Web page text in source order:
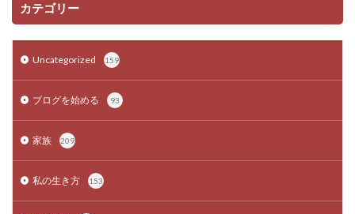
カテゴリー
Uncategorized 159
ブログを始める 93
家族 209
私の生き方 153